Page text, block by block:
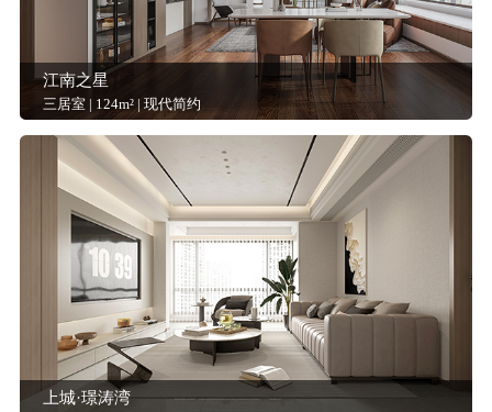
江南之星
三居室 | 124m² | 现代简约
上城·璟涛湾